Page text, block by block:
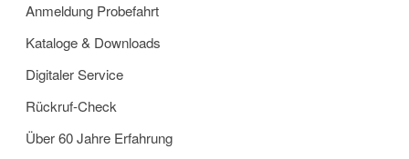
Anmeldung Probefahrt
Kataloge & Downloads
Digitaler Service
Rückruf-Check
Über 60 Jahre Erfahrung